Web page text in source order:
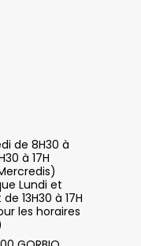
de 8H30 à
à 17H
Lundi et
13H30 à 17H
les horaires